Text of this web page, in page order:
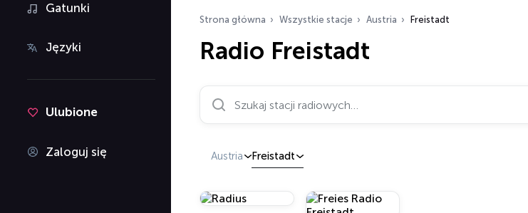
Gatunki
Języki
Ulubione
Zaloguj się
Strona główna Wszystkie stacje Austria Freistadt
Radio Freistadt
Szukaj stacji radiowych…
Austria Freistadt